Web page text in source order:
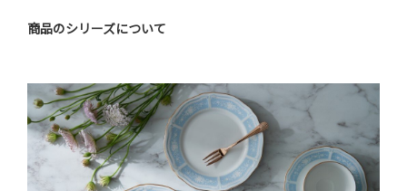
商品のシリーズについて